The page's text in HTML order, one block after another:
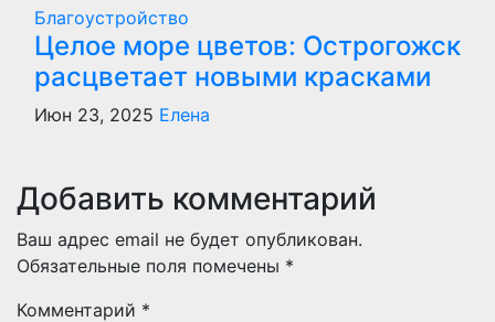
Благоустройство
Целое море цветов: Острогожск
расцветает новыми красками
Июн 23, 2025 Елена
Добавить комментарий
Ваш адрес email не будет опубликован.
Обязательные поля помечены *
Комментарий *